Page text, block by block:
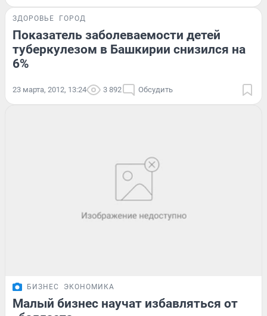
ЗДОРОВЬЕ ГОРОД
Показатель заболеваемости детей
туберкулезом в Башкирии снизился на
6%
23 марта, 2012, 13:24 3 892 Обсудить
БИЗНЕС ЭКОНОМИКА
Малый бизнес научат избавляться от